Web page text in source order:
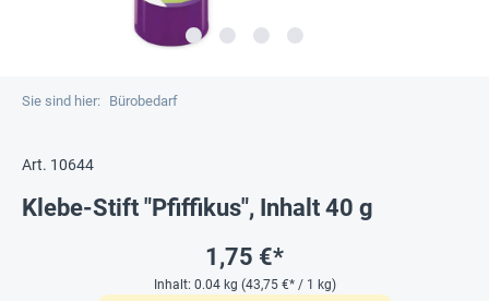
Sie sind hier: Bürobedarf
Art. 10644
Klebe-Stift "Pfiffikus", Inhalt 40 g
1,75 €*
Inhalt: 0.04 kg (43,75 €* / 1 kg)